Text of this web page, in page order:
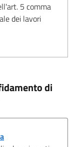
5 comma
dei lavori
di